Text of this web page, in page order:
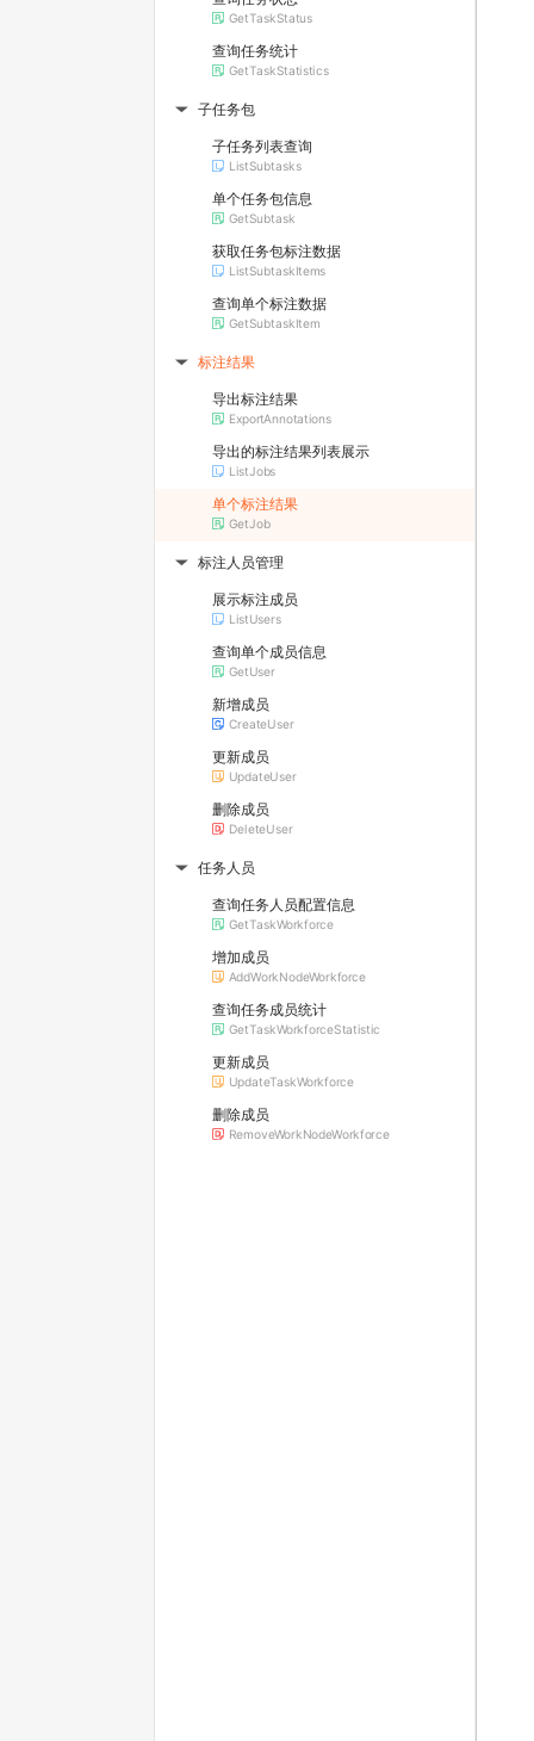
GetTaskStatus
查询任务统计
GetTaskStatistics
▶ 子任务包
子任务列表查询
ListSubtasks
单个任务包信息
GetSubtask
获取任务包标注数据
ListSubtaskItems
查询单个标注数据
GetSubtaskItem
▶ 标注结果
导出标注结果
ExportAnnotations
导出的标注结果列表展示
ListJobs
单个标注结果
GetJob
▶ 标注人员管理
展示标注成员
ListUsers
查询单个成员信息
GetUser
新增成员
CreateUser
更新成员
UpdateUser
删除成员
DeleteUser
▶ 任务人员
查询任务人员配置信息
GetTaskWorkforce
增加成员
AddWorkNodeWorkforce
查询任务成员统计
GetTaskWorkforceStatistic
更新成员
UpdateTaskWorkforce
删除成员
RemoveWorkNodeWorkforce